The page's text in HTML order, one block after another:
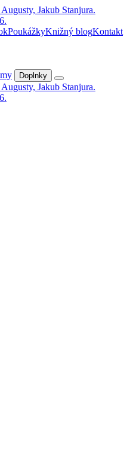
PoukážkyKnižný blogKontakt
Doplnky